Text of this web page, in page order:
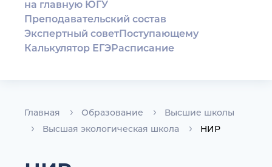
на главную ЮГУ
Преподавательский состав
Экспертный советПоступающему
Калькулятор ЕГЭРасписание
Главная Образование
Высшие школы
Высшая экологическая школа
НИР